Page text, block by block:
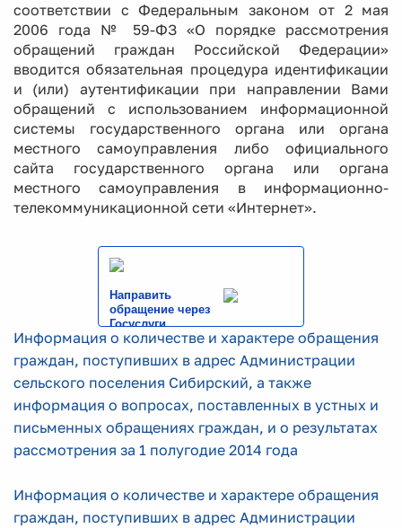
соответствии с Федеральным законом от 2 мая
2006 года № 59-ФЗ «О порядке рассмотрения
обращений граждан Российской Федерации»
вводится обязательная процедура идентификации
и (или) аутентификации при направлении Вами
обращений с использованием информационной
системы государственного органа или органа
местного самоуправления либо официального
сайта государственного органа или органа
местного самоуправления в информационно-
телекоммуникационной сети «Интернет».
Направить
обращение через
Госуслуги
Информация о количестве и характере обращения
граждан, поступивших в адрес Администрации
сельского поселения Сибирский, а также
информация о вопросах, поставленных в устных и
письменных обращениях граждан, и о результатах
рассмотрения за 1 полугодие 2014 года
Информация о количестве и характере обращения
граждан, поступивших в адрес Администрации